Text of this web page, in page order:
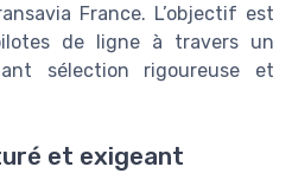
France. L’objectif est
de ligne à travers un
sélection rigoureuse et
et exigeant